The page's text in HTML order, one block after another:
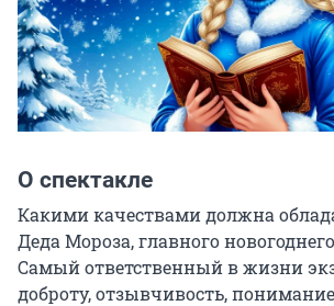
О спектакле
Какими качествами должна
Деда Мороза, главного
Самый ответственный в жизни
доброту, отзывчивость,